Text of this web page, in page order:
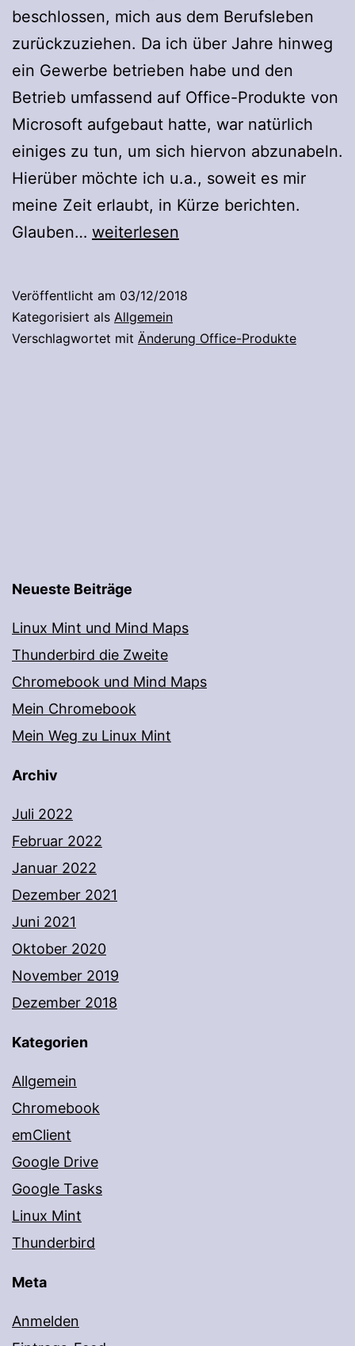
beschlossen, mich aus dem Berufsleben
zurückzuziehen. Da ich über Jahre hinweg
ein Gewerbe betrieben habe und den
Betrieb umfassend auf Office-Produkte von
Microsoft aufgebaut hatte, war natürlich
einiges zu tun, um sich hiervon abzunabeln.
Hierüber möchte ich u.a., soweit es mir
meine Zeit erlaubt, in Kürze berichten.
Glauben… Vorausschau
weiterlesen
Veröffentlicht am 03/12/2018
Kategorisiert als Allgemein
Verschlagwortet mit Änderung Office-Produkte
Neueste Beiträge
Linux Mint und Mind Maps
Thunderbird die Zweite
Chromebook und Mind Maps
Mein Chromebook
Mein Weg zu Linux Mint
Archiv
Juli 2022
Februar 2022
Januar 2022
Dezember 2021
Juni 2021
Oktober 2020
November 2019
Dezember 2018
Kategorien
Allgemein
Chromebook
emClient
Google Drive
Google Tasks
Linux Mint
Thunderbird
Meta
Anmelden